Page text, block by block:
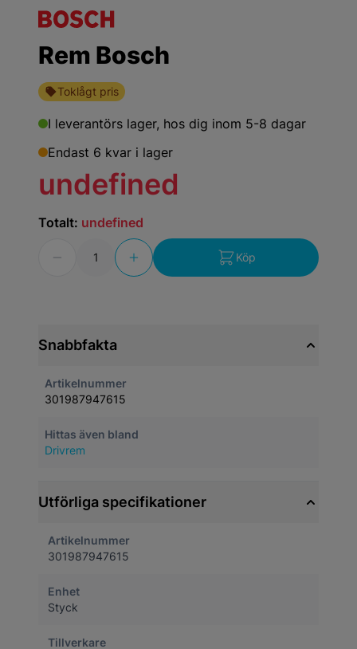
Rem Bosch
Toklågt pris
I leverantörs lager, hos dig inom 5-8 dagar
Endast 6 kvar i lager
Totalt: undefined
Köp
undefined
Snabbfakta
Artikelnummer
301987947615
Hittas även bland
Drivrem
Utförliga specifikationer
Artikelnummer
301987947615
Enhet
Styck
Tillverkare